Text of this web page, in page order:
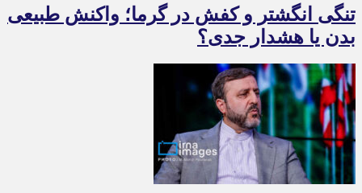
تنگی انگشتر و کفش در گرما؛ واکنش طبیعی
بدن یا هشدار جدی؟